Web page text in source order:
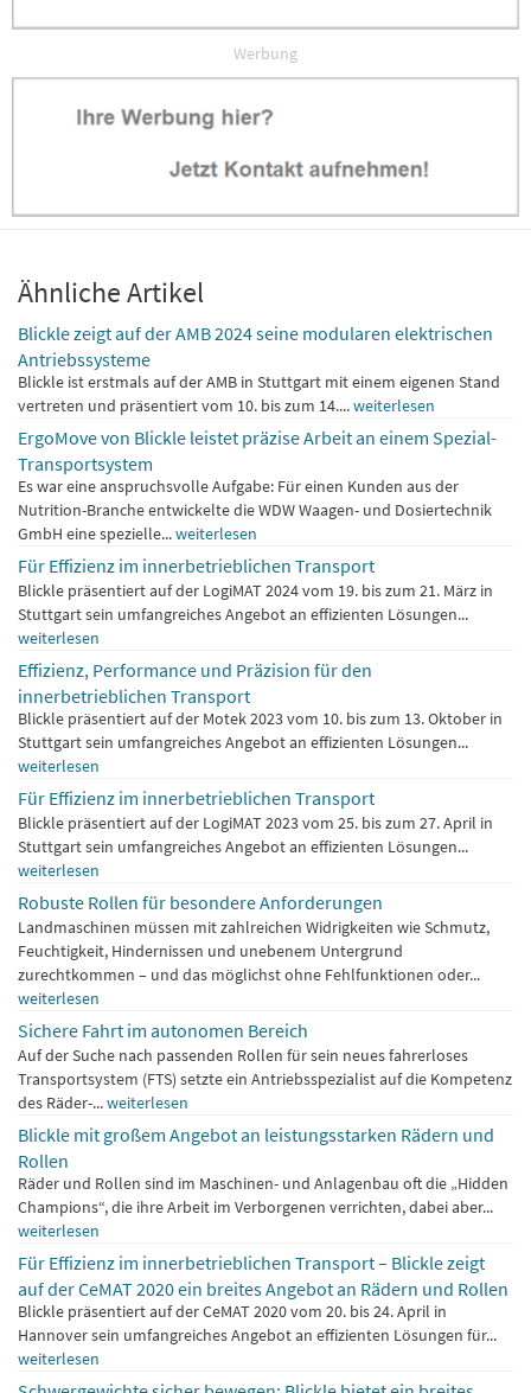
Werbung
Ähnliche Artikel
Blickle zeigt auf der AMB 2024 seine modularen elektrischen
Antriebssysteme
Blickle ist erstmals auf der AMB in Stuttgart mit einem eigenen Stand
vertreten und präsentiert vom 10. bis zum 14....weiterlesen
ErgoMove von Blickle leistet präzise Arbeit an einem Spezial-
Transportsystem
Es war eine anspruchsvolle Aufgabe: Für einen Kunden aus der
Nutrition-Branche entwickelte die WDW Waagen- und Dosiertechnik
GmbH eine spezielle...weiterlesen
Für Effizienz im innerbetrieblichen Transport
Blickle präsentiert auf der LogiMAT 2024 vom 19. bis zum 21. März in
Stuttgart sein umfangreiches Angebot an effizienten Lösungen...
weiterlesen
Effizienz, Performance und Präzision für den
innerbetrieblichen Transport
Blickle präsentiert auf der Motek 2023 vom 10. bis zum 13. Oktober in
Stuttgart sein umfangreiches Angebot an effizienten Lösungen...
weiterlesen
Für Effizienz im innerbetrieblichen Transport
Blickle präsentiert auf der LogiMAT 2023 vom 25. bis zum 27. April in
Stuttgart sein umfangreiches Angebot an effizienten Lösungen...
weiterlesen
Robuste Rollen für besondere Anforderungen
Landmaschinen müssen mit zahlreichen Widrigkeiten wie Schmutz,
Feuchtigkeit, Hindernissen und unebenem Untergrund
zurechtkommen – und das möglichst ohne Fehlfunktionen oder...
weiterlesen
Sichere Fahrt im autonomen Bereich
Auf der Suche nach passenden Rollen für sein neues fahrerloses
Transportsystem (FTS) setzte ein Antriebsspezialist auf die Kompetenz
des Räder-...weiterlesen
Blickle mit großem Angebot an leistungsstarken Rädern und
Rollen
Räder und Rollen sind im Maschinen- und Anlagenbau oft die „Hidden
Champions“, die ihre Arbeit im Verborgenen verrichten, dabei aber...
weiterlesen
Für Effizienz im innerbetrieblichen Transport – Blickle zeigt
auf der CeMAT 2020 ein breites Angebot an Rädern und Rollen
Blickle präsentiert auf der CeMAT 2020 vom 20. bis 24. April in
Hannover sein umfangreiches Angebot an effizienten Lösungen für...
weiterlesen